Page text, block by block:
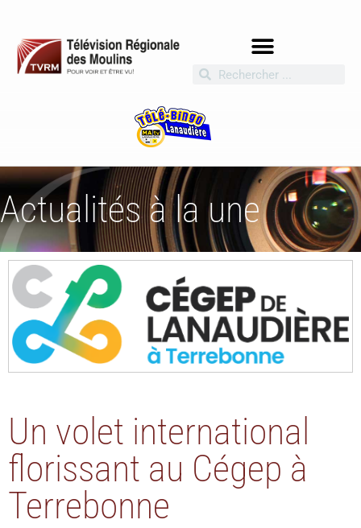
Actualités à la une
Un volet international
florissant au Cégep à
Terrebonne